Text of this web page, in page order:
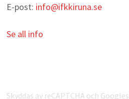
E-post: info@ifkkiruna.se
Se all info
Skyddas av reCAPTCHA och Googles